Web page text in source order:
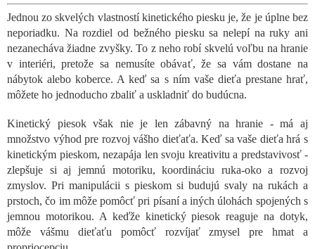
l
á
d
a
c
i
e
p
v
k
y
v
ý
p
i
s
Jednou zo skvelých vlastností kinetického piesku je, že je úplne bez
neporiadku. Na rozdiel od bežného piesku sa nelepí na ruky ani
nezanecháva žiadne zvyšky. To z neho robí skvelú voľbu na hranie
v interiéri, pretože sa nemusíte obávať, že sa vám dostane na
nábytok alebo koberce. A keď sa s ním vaše dieťa prestane hrať,
môžete ho jednoducho zbaliť a uskladniť do budúcna.
Kinetický piesok však nie je len zábavný na hranie - má aj
množstvo výhod pre rozvoj vášho dieťaťa. Keď sa vaše dieťa hrá s
kinetickým pieskom, nezapája len svoju kreativitu a predstavivosť -
zlepšuje si aj jemnú motoriku, koordináciu ruka-oko a rozvoj
zmyslov. Pri manipulácii s pieskom si budujú svaly na rukách a
prstoch, čo im môže pomôcť pri písaní a iných úlohách spojených s
jemnou motorikou. A keďže kinetický piesok reaguje na dotyk,
môže vášmu dieťaťu pomôcť rozvíjať zmysel pre hmat a